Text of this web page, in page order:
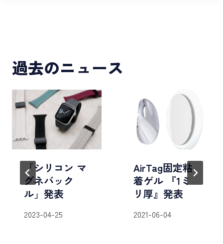
過去のニュース
「シリコン マ
グネバック
ル」発表
2023-04-25
AirTag固定粘
着ゲル 『1ミ
リ厚』発表
2021-06-04